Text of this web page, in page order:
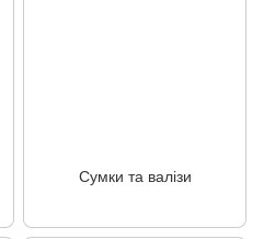
Сумки та валізи